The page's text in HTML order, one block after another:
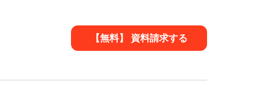
【無料】 資料請求する